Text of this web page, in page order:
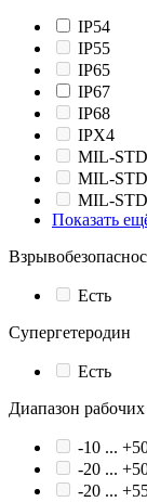
IP54
IP55
IP65
IP67
IP68
IPХ4
MIL-
MIL-
MIL-
Показать
Есть
Супергетеродин
Есть
Диапазон
-10 ...
-20 ...
-20 ...